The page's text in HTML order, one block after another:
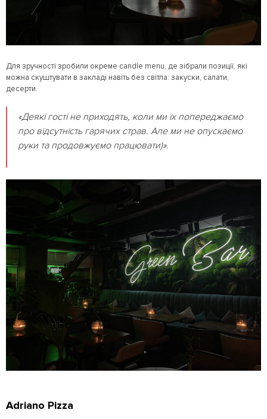
Для зручності зробили окреме candle menu, де зібрали позиції, які
можна скуштувати в закладі навіть без світла: закуски, салати,
десерти.
«Деякі гості не приходять, коли ми їх попереджаємо
про відсутність гарячих страв. Але ми не опускаємо
руки та продовжуємо працювати)».
Adriano Pizza